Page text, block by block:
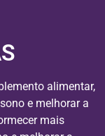
alimentar,
e melhorar a
mais